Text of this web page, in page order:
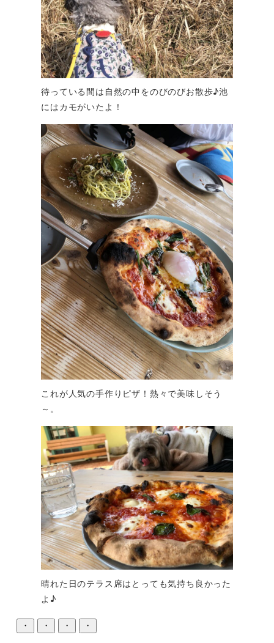
待っている間は自然の中をのびのびお散歩♪池
にはカモがいたよ！
これが人気の手作りピザ！熱々で美味しそう
～。
晴れた日のテラス席はとっても気持ち良かった
よ♪
・ ・ ・ ・